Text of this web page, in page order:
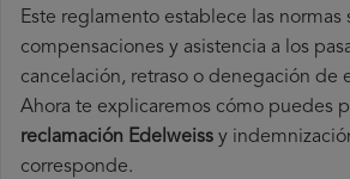
Este reglamento establece las normas
compensaciones y asistencia a los
cancelación, retraso o denegación de
Ahora te explicaremos cómo puedes
reclamación Edelweiss y
corresponde.